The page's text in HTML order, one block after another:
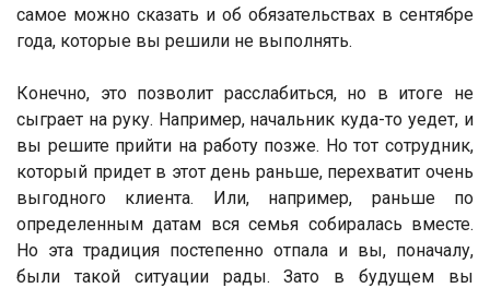
самое можно сказать и об обязательствах в сентябре
года, которые вы решили не выполнять.
Конечно, это позволит расслабиться, но в итоге не
сыграет на руку. Например, начальник куда-то уедет, и
вы решите прийти на работу позже. Но тот сотрудник,
который придет в этот день раньше, перехватит очень
выгодного клиента. Или, например, раньше по
определенным датам вся семья собиралась вместе.
Но эта традиция постепенно отпала и вы, поначалу,
были такой ситуации рады. Зато в будущем вы